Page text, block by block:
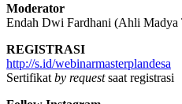
Moderator
Endah Dwi Fardhani (Ahli Madya
REGISTRASI
http://s.id/webinarmasterplandesa
Sertifikat by requestsaat registrasi